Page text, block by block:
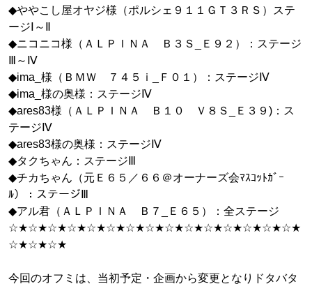
◆ややこし屋オヤジ様（ポルシェ９１１ＧＴ３ＲＳ）ステ
ージⅠ～Ⅱ
◆ニコニコ様（ＡＬＰＩＮＡ Ｂ３Ｓ_Ｅ９２）：ステージ
Ⅲ～Ⅳ
◆ima_様（ＢＭＷ ７４５ｉ_Ｆ０１）：ステージⅣ
◆ima_様の奥様：ステージⅣ
◆ares83様（ＡＬＰＩＮＡ Ｂ１０ Ｖ８Ｓ_Ｅ３９)：ス
テージⅣ
◆ares83様の奥様：ステージⅣ
◆タクちゃん：ステージⅢ
◆チカちゃん（元Ｅ６５／６６＠オーナーズ会ﾏｽｺｯﾄｶﾞｰ
ﾙ）：ステージⅢ
◆アル君（ＡＬＰＩＮＡ Ｂ７_Ｅ６５）：全ステージ
☆★☆★☆★☆★☆★☆★☆★☆★☆★☆★☆★☆★☆★☆★☆★
☆★☆★☆★
今回のオフミは、当初予定・企画から変更となりドタバタ